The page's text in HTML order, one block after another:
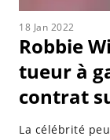
18 Jan 2022
Robbie
tueur à
contrat
La célébrité